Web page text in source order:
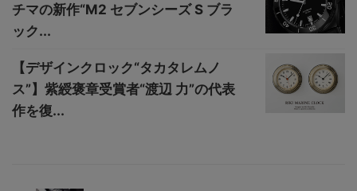
チマの新作“M2 セブンシーズ S ブラ
ック...
【デザインクロック“タカタレムノ
ス”】紫綬褒章受賞者“渡辺 力”の代表
作を復...